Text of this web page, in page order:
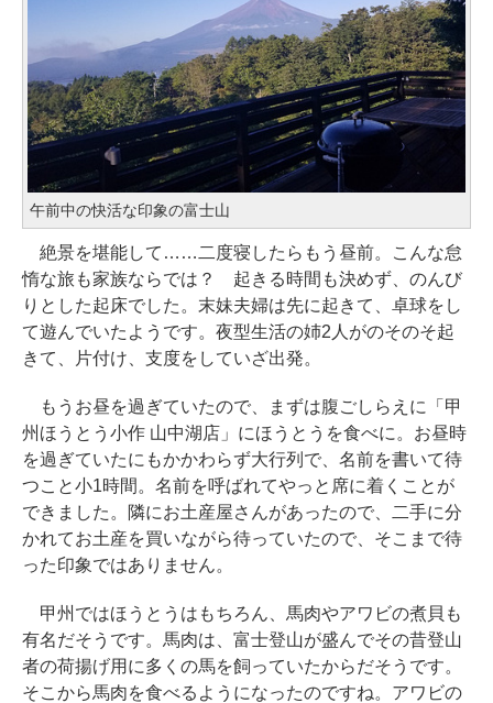
午前中の快活な印象の富士山
絶景を堪能して……二度寝したらもう昼前。こんな怠
惰な旅も家族ならでは？ 起きる時間も決めず、のんび
りとした起床でした。末妹夫婦は先に起きて、卓球をし
て遊んでいたようです。夜型生活の姉2人がのそのそ起
きて、片付け、支度をしていざ出発。
もうお昼を過ぎていたので、まずは腹ごしらえに「甲
州ほうとう小作 山中湖店」にほうとうを食べに。お昼時
を過ぎていたにもかかわらず大行列で、名前を書いて待
つこと小1時間。名前を呼ばれてやっと席に着くことが
できました。隣にお土産屋さんがあったので、二手に分
かれてお土産を買いながら待っていたので、そこまで待
った印象ではありません。
甲州ではほうとうはもちろん、馬肉やアワビの煮貝も
有名だそうです。馬肉は、富士登山が盛んでその昔登山
者の荷揚げ用に多くの馬を飼っていたからだそうです。
そこから馬肉を食べるようになったのですね。アワビの